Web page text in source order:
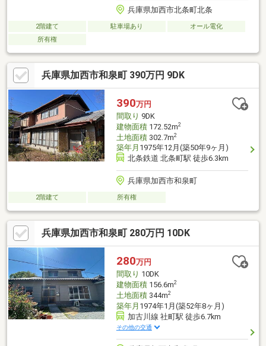
兵庫県加西市北条町北条
2階建て 駐車場あり
オール電化
所有権
兵庫県加西市和泉町 390万円 9DK
390万円
間取り 9DK
建物面積172.52m2
土地面積302.7m2
築年月 1975年12月(築50年9ヶ月)
北条鉄道 北条町駅 徒歩6.3km
兵庫県加西市和泉町
2階建て 所有権
兵庫県加西市和泉町 280万円 10DK
280万円
間取り 10DK
建物面積156.6m2
土地面積344m2
築年月 1974年1月(築52年8ヶ月)
加古川線 社町駅 徒歩6.7km
その他の交通